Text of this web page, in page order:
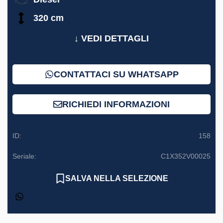
320 cm
↓ VEDI DETTAGLI
CONTATTACI SU WHATSAPP
RICHIEDI INFORMAZIONI
ID: 158
Seriale: C1X352V00025
SALVA NELLA SELEZIONE